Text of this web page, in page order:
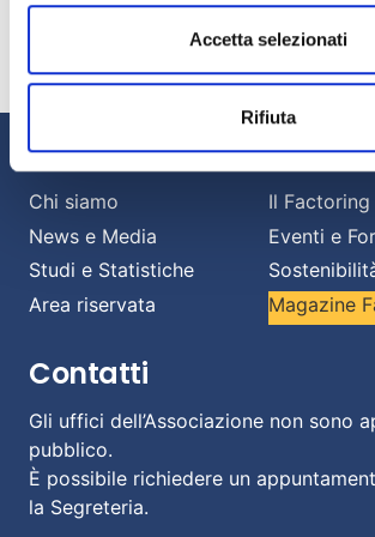
Accetta selezionati
Rifiuta
Banche e imprese: una relazione
affrontare il cambiamento.
Informazioni
Chi siamo
Il Factoring
News e Media
Eventi e
Studi e Statistiche
Area riservata
Magazine
Contatti
Gli uffici dell’Associazione non sono
pubblico.
È possibile richiedere un
la Segreteria.